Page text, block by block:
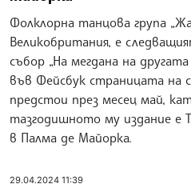
Фолклорна танцова група
Великобритания, е
събор „На мегдана на
във Фейсбук страницата
предстои през месец май,
тазгодишното му издание е
в Палма де Майорка.
29.04.2024 11:39